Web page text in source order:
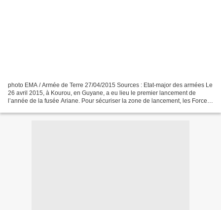
photo EMA / Armée de Terre 27/04/2015 Sources : Etat-major des armées Le
26 avril 2015, à Kourou, en Guyane, a eu lieu le premier lancement de
l’année de la fusée Ariane. Pour sécuriser la zone de lancement, les Forces